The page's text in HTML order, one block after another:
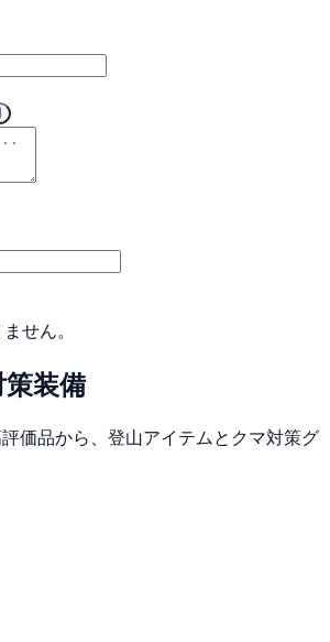
せん。
装備
価品から、登山アイテムとクマ対策グ